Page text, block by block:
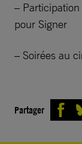
–
pour Signer
– Soirées au
Partager